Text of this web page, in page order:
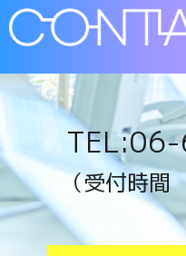
（受付時